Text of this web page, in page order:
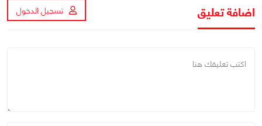
اضافة تعليق تسجيل الدخول